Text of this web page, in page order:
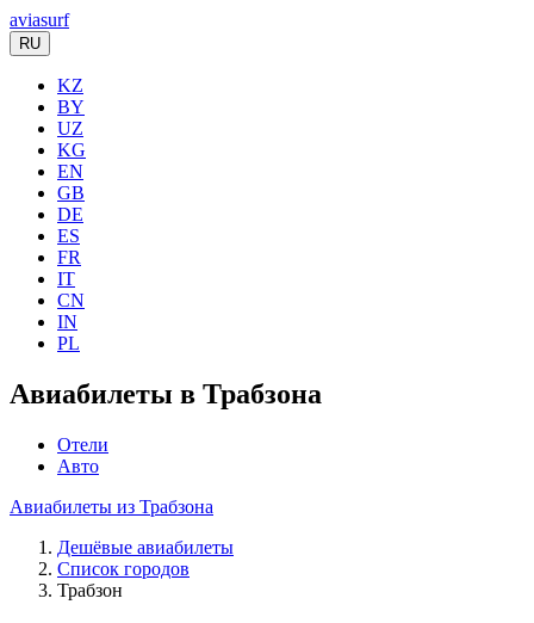
aviasurf
RU
KZ
BY
UZ
KG
EN
GB
DE
ES
FR
IT
CN
IN
PL
Авиабилеты в Трабзона
Отели
Авто
Авиабилеты из Трабзона
Дешёвые авиабилеты
Список городов
Трабзон